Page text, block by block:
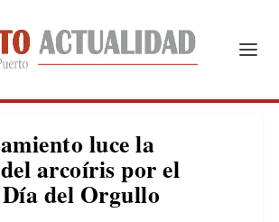
luce la
arcoíris por el
del Orgullo